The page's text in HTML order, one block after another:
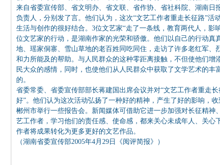
来自省委宣传部、省文明办、省文联、省作协、省社科院、湖南
负责人，分别发了言。他们认为，这次“文艺工作者重走长征路”
生活与创作的很好结合。3位文艺家“走了一条线，教育两代人，
位文艺家的行动，是湖南作家的光荣和骄傲。他们以自己的行动真
地、瑶家侗寨、雪山草地的老百姓同吃同住，走访了许多老红军
和力所能及的帮助。与人民群众的这种零距离接触，不但使他们
民大众的感情，同时，也使他们从人民群众中获取了文学艺术的
的。
省委常委、省委宣传部部长蒋建国出席会议并对“文艺工作者重走
好”。他们认为这次活动弘扬了一种好的精神，产生了好的影响，
郴州市举行一些报告会。新闻媒体可借助它进一步加强对长征精
艺工作者，学习他们的责任感、使命感，都来关心未成年人、关心
作者将成果转化为更多更好的文艺作品。
（湖南省委宣传部2005年4月29日《阅评简报》）